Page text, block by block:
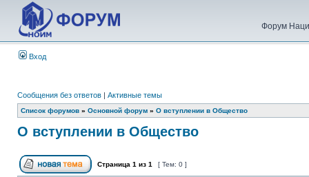
Форум
Вход
Сообщения без ответов | Активные темы
Список форумов » Основной форум » О вступлении в Общество
О вступлении в Общество
Страница 1 из 1 [ Тем: 0 ]